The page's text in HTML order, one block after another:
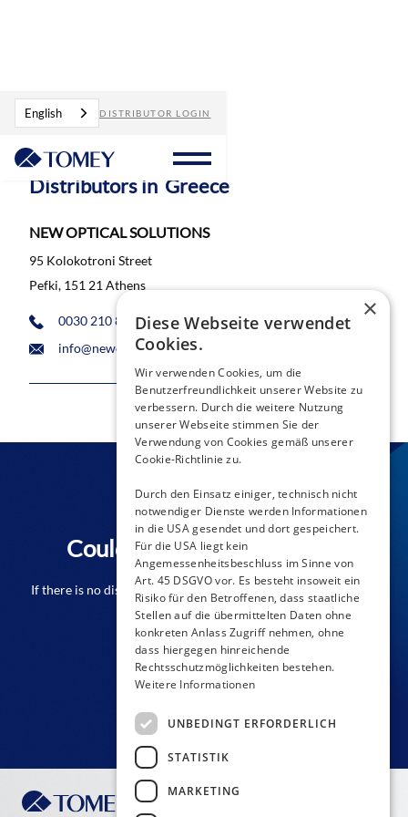
English DISTRIBUTOR LOGIN
Distributors Greece
Distributors in Greece
NEW OPTICAL SOLUTIONS
95 Kolokotroni Street
Pefki, 151 21 Athens
0030 210 8023599
info@newoptical.gr
Couldn't find a distributor?
If there is no distributor close to you from the list please don't
hesitate to contact us!
CONTACT FORM
×
Diese Webseite verwendet
Cookies.
Wir verwenden Cookies, um die
Benutzerfreundlichkeit unserer Website zu
verbessern. Durch die weitere Nutzung
unserer Webseite stimmen Sie der
Verwendung von Cookies gemäß unserer
Cookie-Richtlinie zu.
Durch den Einsatz einiger, technisch nicht
notwendiger Dienste werden Informationen
in die USA gesendet und dort gespeichert.
Für die USA liegt kein
Angemessenheitsbeschluss im Sinne von
Art. 45 DSGVO vor. Es besteht insoweit ein
Risiko für den Betroffenen, dass staatliche
Stellen auf die übermittelten Daten ohne
konkreten Anlass Zugriff nehmen, ohne
dass hiergegen hinreichende
Rechtsschutzmöglichkeiten bestehen.
Weitere Informationen
UNBEDINGT ERFORDERLICH
STATISTIK
MARKETING